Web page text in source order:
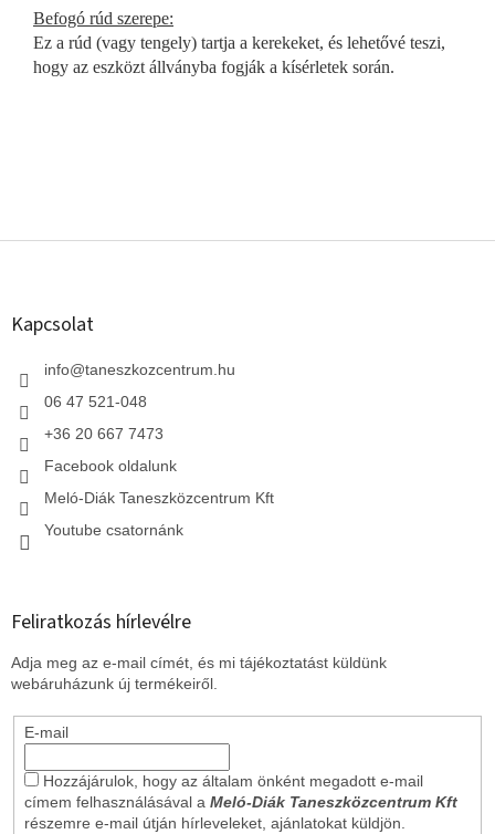
Befogó rúd szerepe:
Ez a rúd (vagy tengely) tartja a kerekeket, és lehetővé teszi,
hogy az eszközt állványba fogják a kísérletek során.
L
Kapcsolat
info@taneszkozcentrum.hu
06 47 521-048
+36 20 667 7473
Facebook oldalunk
Meló-Diák Taneszközcentrum Kft
Youtube csatornánk
Feliratkozás hírlevélre
Adja meg az e-mail címét, és mi tájékoztatást küldünk
webáruházunk új termékeiről.
E-mail
Hozzájárulok, hogy az általam önként megadott e-mail
címem felhasználásával a Meló-Diák Taneszközcentrum Kft
részemre e-mail útján hírleveleket, ajánlatokat küldjön.